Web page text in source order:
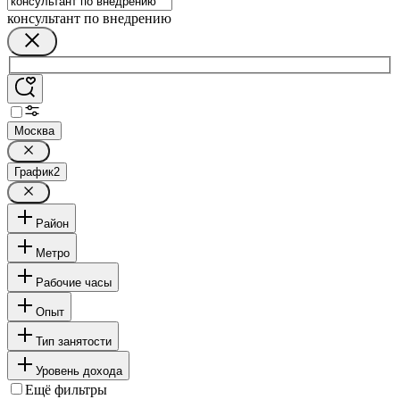
консультант по внедрению
Москва
График2
Район
Метро
Рабочие часы
Опыт
Тип занятости
Уровень дохода
Ещё фильтры